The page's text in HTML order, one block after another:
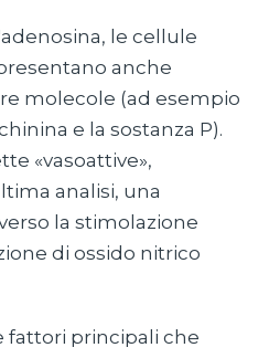
le cellule
anche
molecole (ad esempio
e la sostanza P).
«vasoattive»,
analisi, una
la stimolazione
di ossido nitrico
fattori principali che